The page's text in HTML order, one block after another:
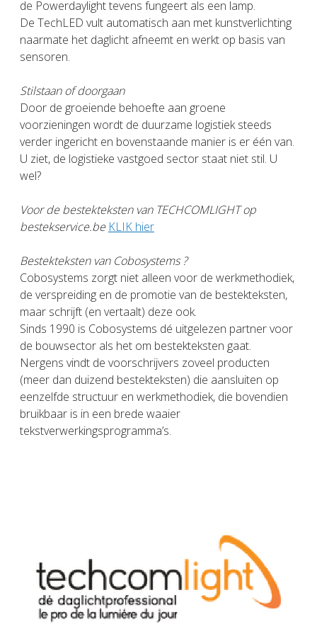
de Powerdaylight tevens fungeert als een lamp.
De TechLED vult automatisch aan met kunstverlichting
naarmate het daglicht afneemt en werkt op basis van
sensoren.
Stilstaan of doorgaan
Door de groeiende behoefte aan groene
voorzieningen wordt de duurzame logistiek steeds
verder ingericht en bovenstaande manier is er één van.
U ziet, de logistieke vastgoed sector staat niet stil. U
wel?
Voor de bestekteksten van TECHCOMLIGHT op
bestekservice.be KLIK hier
Bestekteksten van Cobosystems ?
Cobosystems zorgt niet alleen voor de werkmethodiek,
de verspreiding en de promotie van de bestekteksten,
maar schrijft (en vertaalt) deze ook.
Sinds 1990 is Cobosystems dé uitgelezen partner voor
de bouwsector als het om bestekteksten gaat.
Nergens vindt de voorschrijvers zoveel producten
(meer dan duizend bestekteksten) die aansluiten op
eenzelfde structuur en werkmethodiek, die bovendien
bruikbaar is in een brede waaier
tekstverwerkingsprogramma’s.